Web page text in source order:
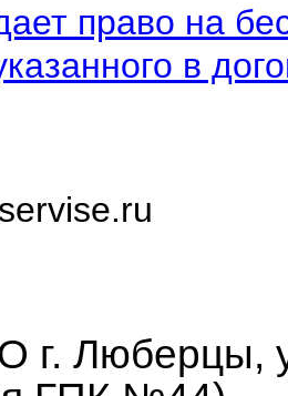
право на
в
г. Люберцы,